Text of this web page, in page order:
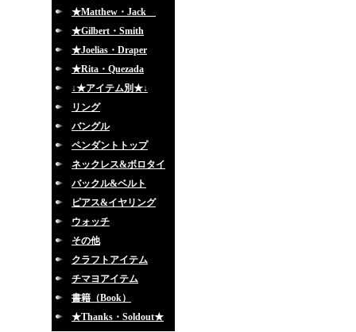
★Matthew・Jack
★Gilbert・Smith
★Joelias・Draper
★Rita・Quezada
↓★アイテム別★↓
リング
バングル
ペンダントトップ
ネックレス&ボロタイ
バックル&ベルト
ピアス&イヤリング
ウォッチ
その他
クラフトアイテム
チマヨアイテム
書籍（Book）
★Thanks・Soldout★